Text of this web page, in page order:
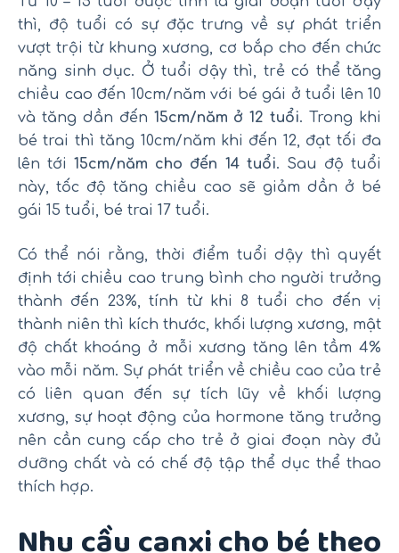
thì, độ tuổi có sự đặc trưng về sự phát triển
vượt trội từ khung xương, cơ bắp cho đến chức
năng sinh dục. Ở tuổi dậy thì, trẻ có thể tăng
chiều cao đến 10cm/năm với bé gái ở tuổi lên 10
và tăng dần đến 15cm/năm ở 12 tuổi. Trong khi
bé trai thì tăng 10cm/năm khi đến 12, đạt tối đa
lên tới15cm/năm cho đến 14 tuổi. Sau độ tuổi
này, tốc độ tăng chiều cao sẽ giảm dần ở bé
gái 15 tuổi, bé trai 17 tuổi.
Có thể nói rằng, thời điểm tuổi dậy thì quyết
định tới chiều cao trung bình cho người trưởng
thành đến 23%, tính từ khi 8 tuổi cho đến vị
thành niên thì kích thước, khối lượng xương, mật
độ chất khoáng ở mỗi xương tăng lên tầm 4%
vào mỗi năm. Sự phát triển về chiều cao của trẻ
có liên quan đến sự tích lũy về khối lượng
xương, sự hoạt động của hormone tăng trưởng
nên cần cung cấp cho trẻ ở giai đoạn này đủ
dưỡng chất và có chế độ tập thể dục thể thao
thích hợp.